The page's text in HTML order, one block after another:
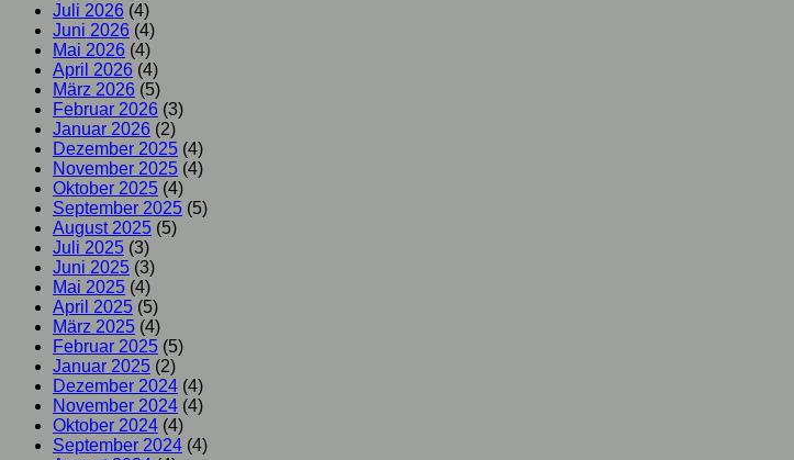
Juli 2026 (4)
Juni 2026 (4)
Mai 2026 (4)
April 2026 (4)
März 2026 (5)
Februar 2026 (3)
Januar 2026 (2)
Dezember 2025 (4)
November 2025 (4)
Oktober 2025 (4)
September 2025 (5)
August 2025 (5)
Juli 2025 (3)
Juni 2025 (3)
Mai 2025 (4)
April 2025 (5)
März 2025 (4)
Februar 2025 (5)
Januar 2025 (2)
Dezember 2024 (4)
November 2024 (4)
Oktober 2024 (4)
September 2024 (4)